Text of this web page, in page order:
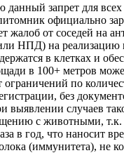
запрет для
официально
жалоб от соседей на
НПД) на реализацию
в клетках и
в 100+ метров
ограничений по
без
выявлении случаев
с животными, т.к.
в год, что наносит
(иммунитета), не